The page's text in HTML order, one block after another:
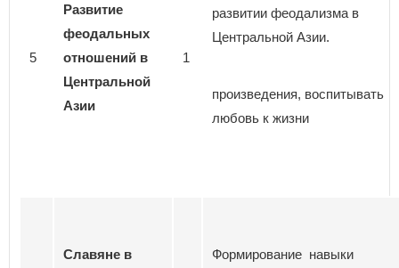
5
Развитие
феодальных
отношений в
Центральной
Азии
1
развитии феодализма в
Центральной Азии.
произведения, воспитывать
любовь к жизни
Славяне в
Формирование навыки